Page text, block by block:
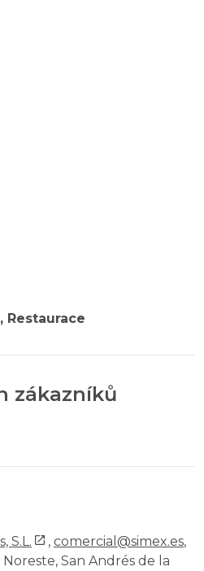
Restaurace
zákazníků
S.L. , comercial@simex.es,
Noreste, San Andrés de la